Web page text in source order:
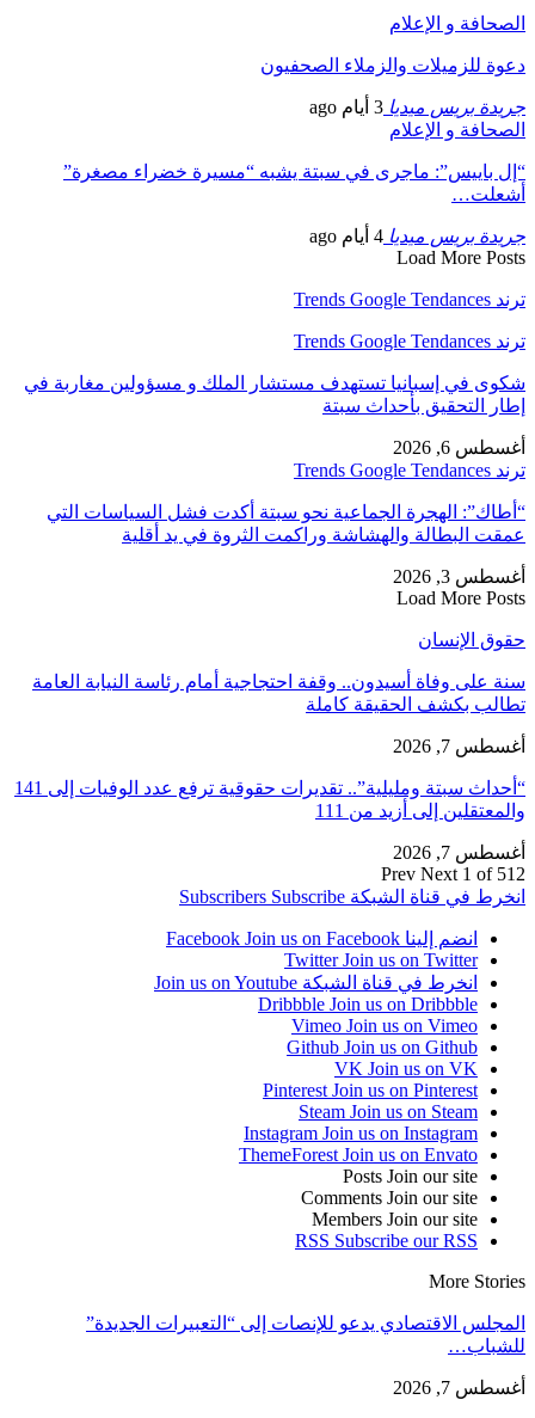
الصحافة و الإعلام
دعوة للزميلات والزملاء الصحفيون
جريدة بريس ميديا 3 أيام ago
الصحافة و الإعلام
“إل باييس”: ماجرى في سبتة يشبه “مسيرة خضراء مصغرة”
أشعلت…
جريدة بريس ميديا 4 أيام ago
Load More Posts
ترند Trends Google Tendances
ترند Trends Google Tendances
شكوى في إسبانيا تستهدف مستشار الملك و مسؤولين مغاربة في
إطار التحقيق بأحداث سبتة
أغسطس 6, 2026
ترند Trends Google Tendances
“أطاك”: الهجرة الجماعية نحو سبتة أكدت فشل السياسات التي
عمقت البطالة والهشاشة وراكمت الثروة في يد أقلية
أغسطس 3, 2026
Load More Posts
حقوق الإنسان
سنة على وفاة أسيدون.. وقفة احتجاجية أمام رئاسة النيابة العامة
تطالب بكشف الحقيقة كاملة
أغسطس 7, 2026
“أحداث سبتة ومليلية”.. تقديرات حقوقية ترفع عدد الوفيات إلى 141
والمعتقلين إلى أزيد من 111
أغسطس 7, 2026
Prev Next 1 of 512
انخرط في قناة الشبكة
Subscribers Subscribe
انضم إلينا Facebook Join us on Facebook
Twitter Join us on Twitter
انخرط في قناة الشبكة Join us on Youtube
Dribbble Join us on Dribbble
Vimeo Join us on Vimeo
Github Join us on Github
VK Join us on VK
Pinterest Join us on Pinterest
Steam Join us on Steam
Instagram Join us on Instagram
ThemeForest Join us on Envato
Posts Join our site
Comments Join our site
Members Join our site
RSS Subscribe our RSS
More Stories
المجلس الاقتصادي يدعو للإنصات إلى “التعبيرات الجديدة”
للشباب…
أغسطس 7, 2026